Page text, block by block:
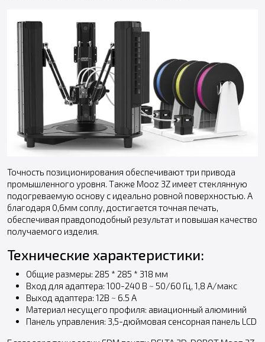
Точность позиционирования обеспечивают три привода
промышленного уровня. Также Mooz 3Z имеет стеклянную
подогреваемую основу с идеально ровной поверхностью. А
благодаря 0,6мм соплу, достигается точная печать,
обеспечивая правдоподобный результат и повышая качество
получаемого изделия.
Технические характеристики:
Общие размеры: 285 * 285 * 318 мм
Вход для адаптера: 100-240 В ~ 50/60 Гц, 1,8 А/макс
Выход адаптера: 12В ~ 6.5 A
Материал несущего профиля: авиационный алюминий
Панель управления: 3,5-дюймовая сенсорная панель LCD